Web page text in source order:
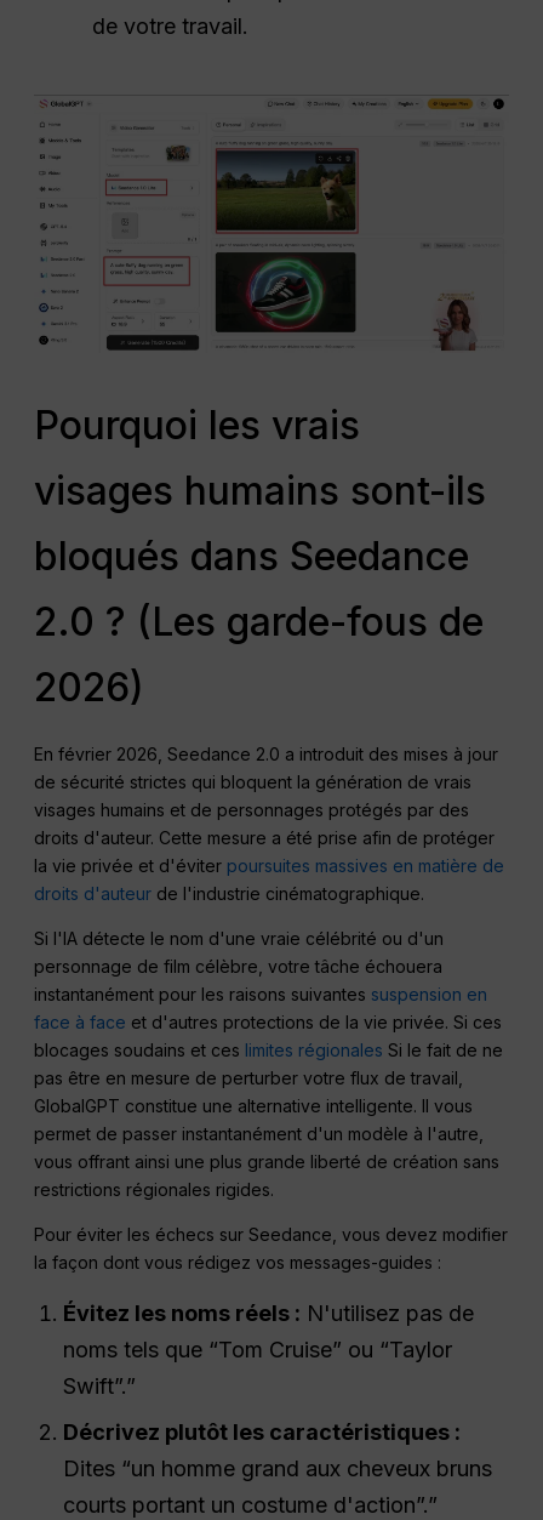
de votre travail.
Pourquoi les vrais
visages humains sont-ils
bloqués dans Seedance
2.0 ? (Les garde-fous de
2026)
En février 2026, Seedance 2.0 a introduit des mises à jour
de sécurité strictes qui bloquent la génération de vrais
visages humains et de personnages protégés par des
droits d'auteur. Cette mesure a été prise afin de protéger
la vie privée et d'éviter poursuites massives en matière de
droits d'auteur de l'industrie cinématographique.
Si l'IA détecte le nom d'une vraie célébrité ou d'un
personnage de film célèbre, votre tâche échouera
instantanément pour les raisons suivantes suspension en
face à face et d'autres protections de la vie privée. Si ces
blocages soudains et ces limites régionales Si le fait de ne
pas être en mesure de perturber votre flux de travail,
GlobalGPT constitue une alternative intelligente. Il vous
permet de passer instantanément d'un modèle à l'autre,
vous offrant ainsi une plus grande liberté de création sans
restrictions régionales rigides.
Pour éviter les échecs sur Seedance, vous devez modifier
la façon dont vous rédigez vos messages-guides :
Évitez les noms réels : N'utilisez pas de
noms tels que “Tom Cruise” ou “Taylor
Swift”.”
Décrivez plutôt les caractéristiques :
Dites “un homme grand aux cheveux bruns
courts portant un costume d'action”.”